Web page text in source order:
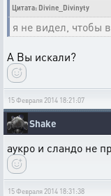
Цитата: Divine_Divinyty
я не видел, чтобы
А Вы искали?
15 Февраля 2014 18:21:07
Shake
аукро и сландо не
15 Февраля 2014 18:31:38